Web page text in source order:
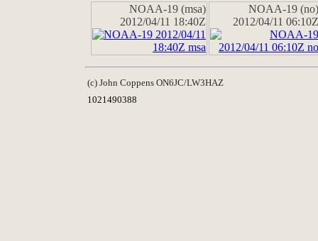
NOAA-19 (msa)
2012/04/11 18:40Z
NOAA-19 (no)
2012/04/11 06:10Z
(c) John Coppens ON6JC/LW3HAZ
1021490388